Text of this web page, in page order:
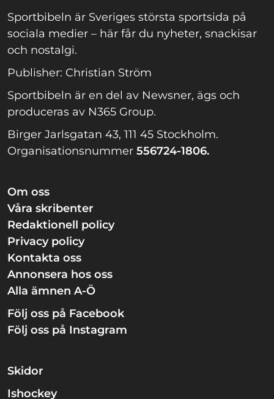
Sportbibeln är Sveriges största sportsida på
sociala medier – här får du nyheter, snackisar
och nostalgi.
Publisher: Christian Ström
Sportbibeln är en del av Newsner, ägs och
produceras av N365 Group.
Birger Jarlsgatan 43, 111 45 Stockholm.
Organisationsnummer 556724-1806.
Om oss
Våra skribenter
Redaktionell policy
Privacy policy
Kontakta oss
Annonsera hos oss
Alla ämnen A-Ö
Följ oss på Facebook
Följ oss på Instagram
Skidor
Ishockey